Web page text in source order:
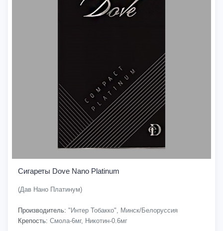
Сигареты Dove Nano Platinum
(Дав Нано Платинум)
Производитель: "Интер Тобакко", Минск/Белоруссия
Крепость: Смола-6мг, Никотин-0.6мг